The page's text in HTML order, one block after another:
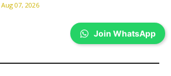
Aug 07, 2026
Join WhatsApp